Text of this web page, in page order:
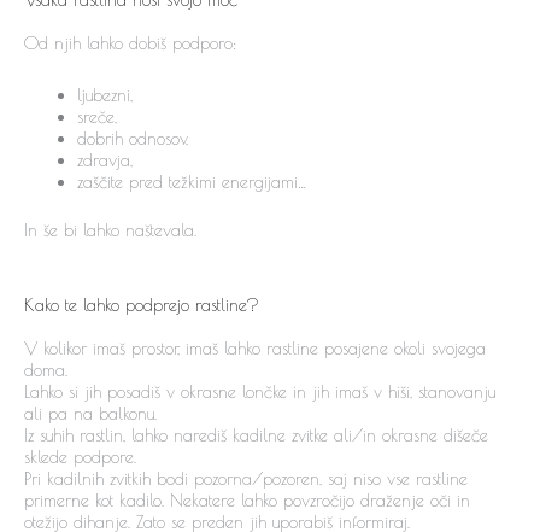
Od njih lahko dobiš podporo:
ljubezni,
sreče,
dobrih odnosov,
zdravja,
zaščite pred težkimi energijami…
In še bi lahko naštevala.
Kako te lahko podprejo rastline?
V kolikor imaš prostor, imaš lahko rastline posajene okoli svojega
doma.
Lahko si jih posadiš v okrasne lončke in jih imaš v hiši, stanovanju
ali pa na balkonu.
Iz suhih rastlin, lahko narediš kadilne zvitke ali/in okrasne dišeče
sklede podpore.
Pri kadilnih zvitkih bodi pozorna/pozoren, saj niso vse rastline
primerne kot kadilo. Nekatere lahko povzročijo draženje oči in
otežijo dihanje. Zato se preden jih uporabiš informiraj.